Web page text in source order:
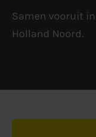
Samen vooruit
Holland Noord.